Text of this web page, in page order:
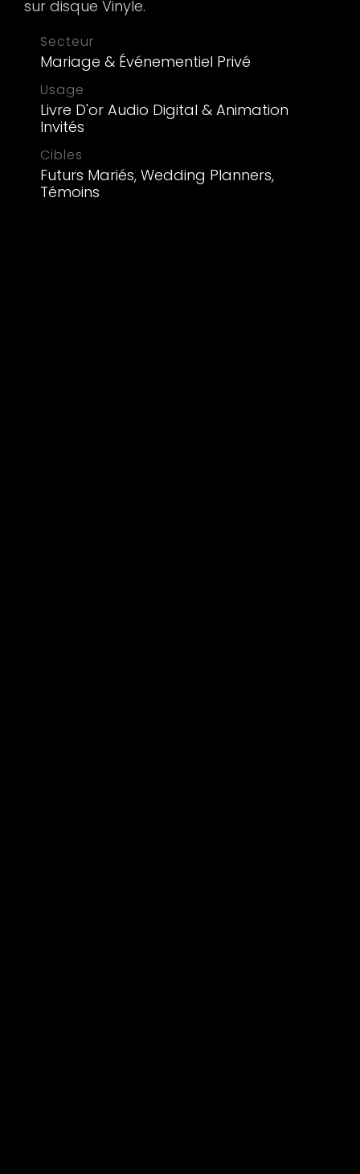
sur disque Vinyle.
Secteur
Mariage & Événementiel Privé
Usage
Livre D'or Audio Digital & Animation
Invités
Cibles
Futurs Mariés, Wedding Planners,
Témoins